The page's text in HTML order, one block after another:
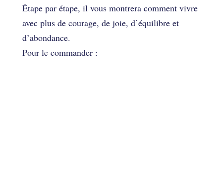
Étape par étape, il vous montrera comment vivre
avec plus de courage, de joie, d’équilibre et
d’abondance.
Pour le commander :